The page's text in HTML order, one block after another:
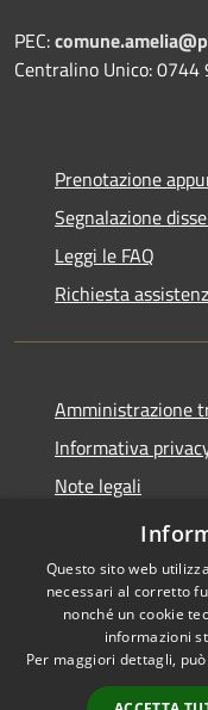
PEC:
Centralino Unico: 0744
Prenotazione
Segnalazione
Leggi le FAQ
Richiesta
Amministrazione
Informativa
Note legali
Dichiarazione di
Accessibilità
Questo sito web
necessari al corretto
nonché un cookie
informazioni
Per maggiori dettagli,